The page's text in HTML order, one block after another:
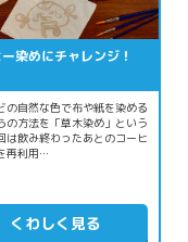
染めにチャレンジ！
の自然な色で布や紙を染める
の方法を「草木染め」という
は飲み終わったあとのコーヒ
再利用…
くわしく見る